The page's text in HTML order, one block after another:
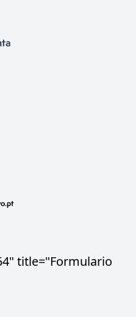
title="Formulario